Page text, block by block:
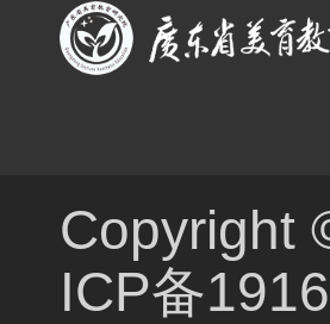
Copyright
ICP备